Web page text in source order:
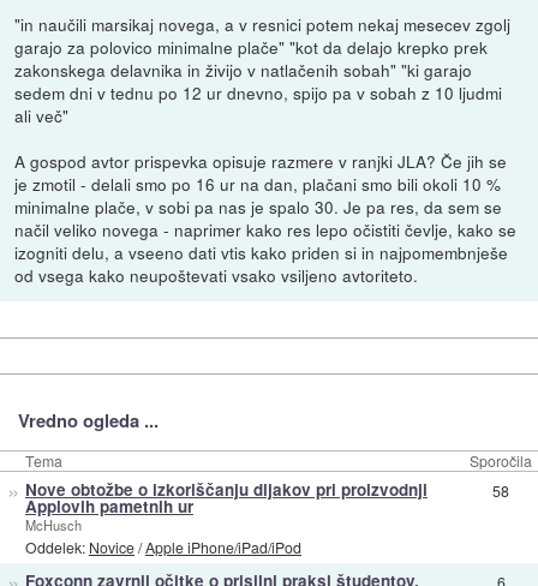
"in naučili marsikaj novega, a v resnici potem nekaj mesecev zgolj
garajo za polovico minimalne plače" "kot da delajo krepko prek
zakonskega delavnika in živijo v natlačenih sobah" "ki garajo
sedem dni v tednu po 12 ur dnevno, spijo pa v sobah z 10 ljudmi
ali več"
A gospod avtor prispevka opisuje razmere v ranjki JLA? Če jih se
je zmotil - delali smo po 16 ur na dan, plačani smo bili okoli 10 %
minimalne plače, v sobi pa nas je spalo 30. Je pa res, da sem se
načil veliko novega - naprimer kako res lepo očistiti čevlje, kako se
izogniti delu, a vseeno dati vtis kako priden si in najpomembnješe
od vsega kako neupoštevati vsako vsiljeno avtoriteto.
Vredno ogleda ...
Tema Sporočila
» Nove obtožbe o izkoriščanju dijakov pri proizvodnji
Applovih pametnih ur
McHusch
Oddelek: Novice/Apple iPhone/iPad/iPod
58
Foxconn zavrnil očitke o prisilni praksi študentov, 6